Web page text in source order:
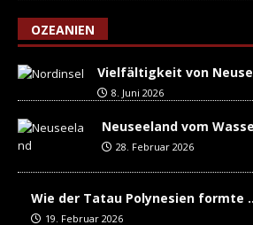
OZEANIEN
Vielfältigkeit von
8. Juni 2026
Neuseeland vom
28. Februar 2026
Wie der Tatau Polynesien formte
19. Februar 2026